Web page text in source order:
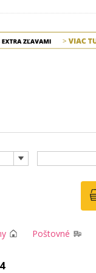
Poštovné